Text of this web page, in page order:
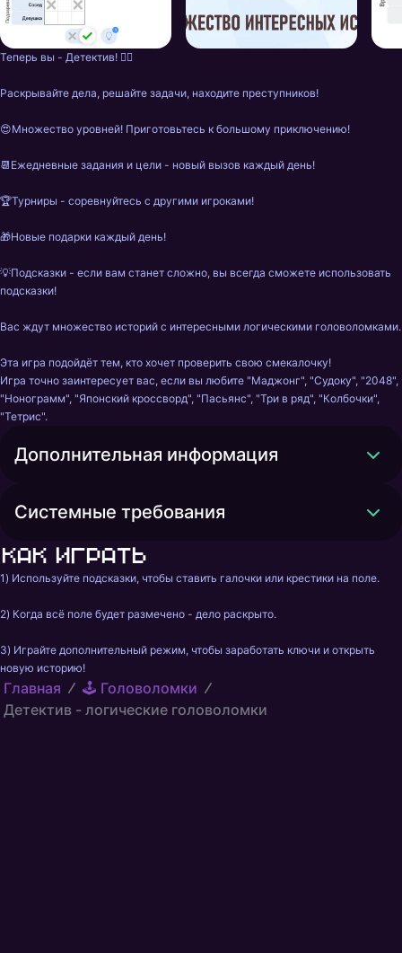
Теперь вы - Детектив! 🕵️‍♀️
Раскрывайте дела, решайте задачи, находите преступников!
😍Множество уровней! Приготовьтесь к большому приключению!
📆Ежедневные задания и цели - новый вызов каждый день!
🏆Турниры - соревнуйтесь с другими игроками!
🎁Новые подарки каждый день!
💡Подсказки - если вам станет сложно, вы всегда сможете использовать
подсказки!
Вас ждут множество историй с интересными логическими головоломками.
Эта игра подойдёт тем, кто хочет проверить свою смекалочку!
Игра точно заинтересует вас, если вы любите "Маджонг", "Судоку", "2048",
"Нонограмм", "Японский кроссворд", "Пасьянс", "Три в ряд", "Колбочки",
"Тетрис".
Дополнительная информация
Системные требования
Как играть
1) Используйте подсказки, чтобы ставить галочки или крестики на поле.
2) Когда всё поле будет размечено - дело раскрыто.
3) Играйте дополнительный режим, чтобы заработать ключи и открыть
новую историю!
Главная
🕹️ Головоломки
Детектив - логические головоломки